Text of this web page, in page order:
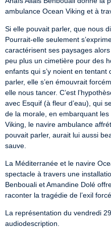
ambulance Ocean Viking et à
Si elle pouvait parler, que nous
Pourrait-elle seulement
caractérisent ses paysages
peu plus un cimetière pour des
enfants qui s’y noient en
parler, elle s’en émouvrait
elle nous tancer. C’est
avec Esquif (à fleur d’eau), qui
de la morale, en embarquant les
Viking, le navire ambulance
pouvait parler, aurait lui aussi
sauve.
La Méditerranée et le navire
spectacle à travers une
Benbouali et Amandine Dolé
raconter la tragédie de l’exil forcé.
La représentation du vendredi
audiodescription.